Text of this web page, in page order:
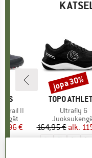
Trail II
hinta
€
MERKKI
TOPO
Tuote
Ultrafly 6
Tuoteryhmä
Hinta
164,95 € alk.
Alennus
jopa 30%